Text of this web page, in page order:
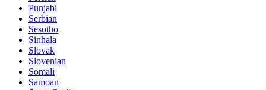
Punjabi
Serbian
Sesotho
Sinhala
Slovak
Slovenian
Somali
Samoan